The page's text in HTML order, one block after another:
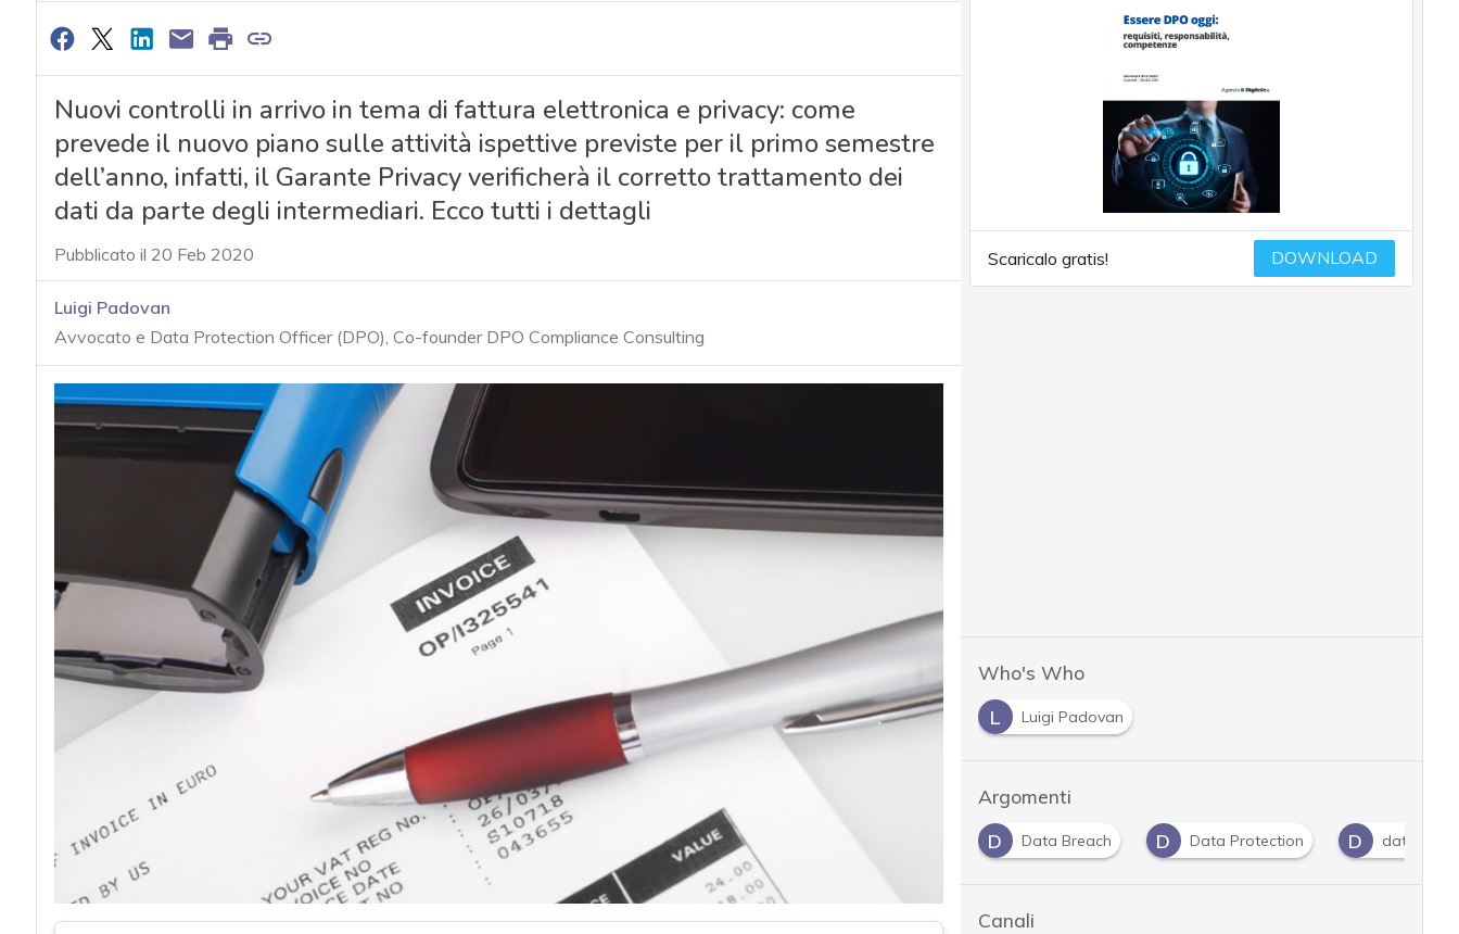
Nuovi controlli in arrivo in tema di fattura elettronica e privacy: come
prevede il nuovo piano sulle attività ispettive previste per il primo semestre
dell’anno, infatti, il Garante Privacy verificherà il corretto trattamento dei
dati da parte degli intermediari. Ecco tutti i dettagli
Pubblicato il 20 Feb 2020
Luigi Padovan
Avvocato e Data Protection Officer (DPO), Co-founder DPO Compliance Consulting
Scaricalo gratis! DOWNLOAD
Who's Who
L
Luigi Padovan
Argomenti
D Data Breach D Data Protection D dati
Canali